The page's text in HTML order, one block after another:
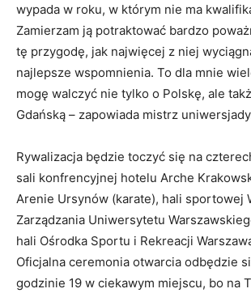
wypada w roku, w którym nie ma
Zamierzam ją potraktować bardzo
tę przygodę, jak najwięcej z niej
najlepsze wspomnienia. To dla mnie
mogę walczyć nie tylko o Polskę, ale
Gdańską – zapowiada mistrz
Rywalizacja będzie toczyć się na
sali konfrencyjnej hotelu Arche
Arenie Ursynów (karate), hali sportowej
Zarządzania Uniwersytetu
hali Ośrodka Sportu i Rekreacji
Oficjalna ceremonia otwarcia odbędzie
godzinie 19 w ciekawym miejscu, bo na